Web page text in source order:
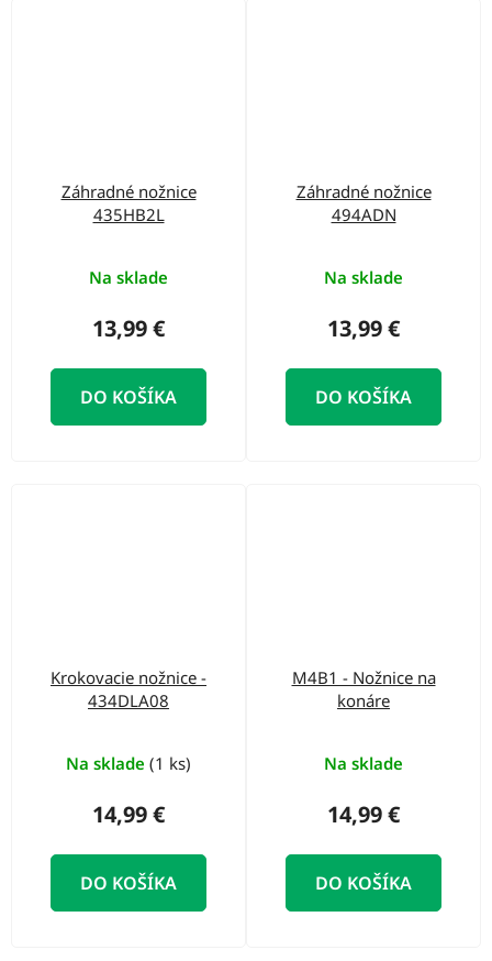
Záhradné nožnice
435HB2L
Na sklade
13,99 €
DO KOŠÍKA
Záhradné nožnice
494ADN
Na sklade
13,99 €
DO KOŠÍKA
Krokovacie nožnice -
434DLA08
Na sklade (1 ks)
14,99 €
DO KOŠÍKA
M4B1 - Nožnice na
konáre
Na sklade
14,99 €
DO KOŠÍKA